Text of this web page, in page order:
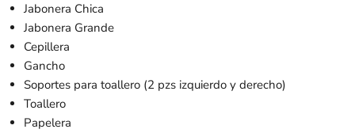
Jabonera Chica
Jabonera Grande
Cepillera
Gancho
Soportes para toallero (2 pzs izquierdo y derecho)
Toallero
Papelera